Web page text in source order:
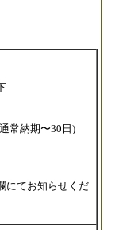
常納期〜30日)
にてお知らせくだ